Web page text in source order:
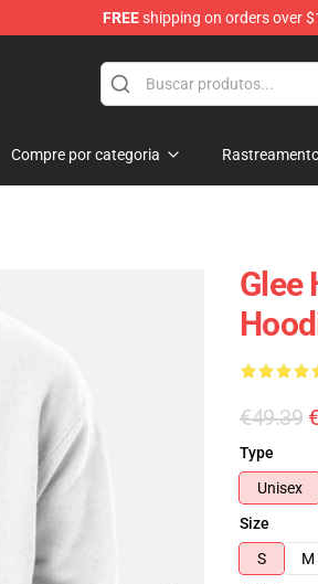
FREEshipping on orders over
Compre por categoria
Glee
€49.39
Type
Unisex
Size
S
M